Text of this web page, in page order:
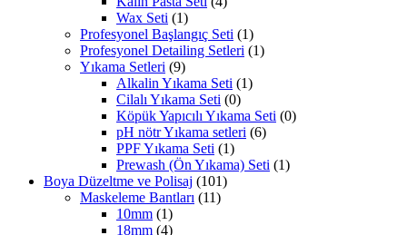
Wax Seti (1)
Profesyonel Başlangıç Seti (1)
Profesyonel Detailing Setleri (1)
Yıkama Setleri (9)
Alkalin Yıkama Seti (1)
Cilalı Yıkama Seti (0)
Köpük Yapıcılı Yıkama Seti (0)
pH nötr Yıkama setleri (6)
PPF Yıkama Seti (1)
Prewash (Ön Yıkama) Seti (1)
Boya Düzeltme ve Polisaj (101)
Maskeleme Bantları (11)
10mm (1)
18mm (4)